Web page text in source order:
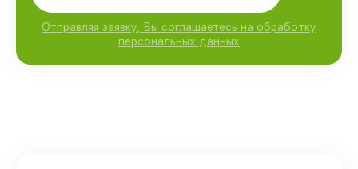
Отправляя заявку, Вы соглашаетесь на обработку
персональных данных